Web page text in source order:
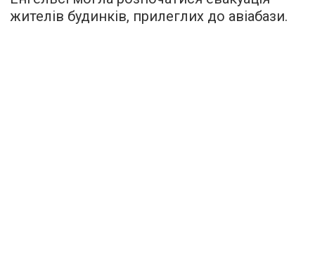
жителів будинків, прилеглих до авіабази.